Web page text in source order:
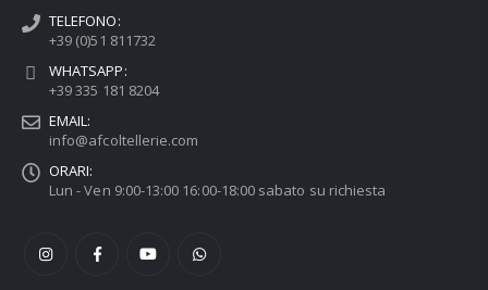
TELEFONO:
+39 (0)51 811732
WHATSAPP:
+39 335 181 8204
EMAIL:
info@afcoltellerie.com
ORARI:
Lun - Ven 9:00-13:00 16:00-18:00 sabato su richiesta